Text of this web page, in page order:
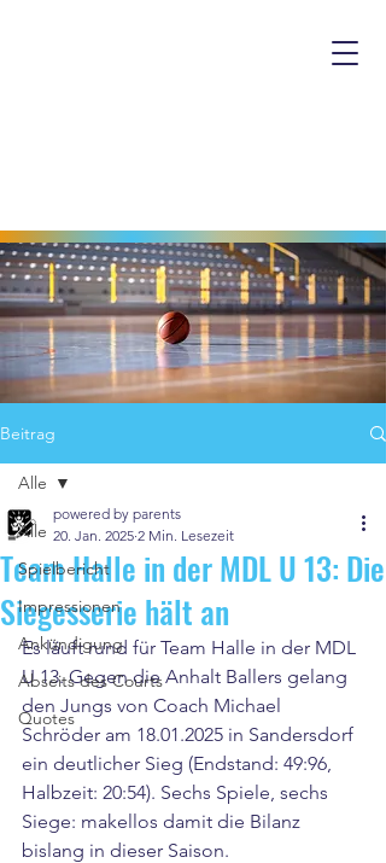
Beitrag
Alle
Spielbericht
Impressionen
Ankündigung
Abseits des Courts
Quotes
Alle
Team Halle in der MDL U 13: Die
Siegesserie hält an
powered by parents
20. Jan. 2025 2 Min. Lesezeit
Es läuft rund für Team Halle in der MDL
U 13. Gegen die Anhalt Ballers gelang
den Jungs von Coach Michael
Schröder am 18.01.2025 in Sandersdorf
ein deutlicher Sieg (Endstand: 49:96,
Halbzeit: 20:54). Sechs Spiele, sechs
Siege: makellos damit die Bilanz
bislang in dieser Saison.